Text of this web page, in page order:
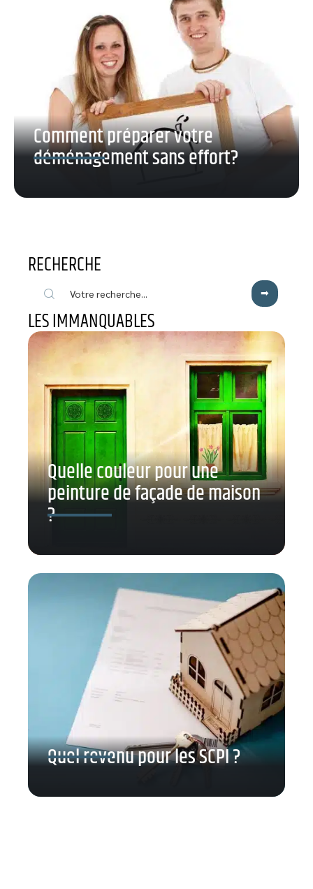
Comment préparer votre
déménagement sans effort?
RECHERCHE
LES IMMANQUABLES
Quelle couleur pour une
peinture de façade de maison
?
Quel revenu pour les SCPI ?